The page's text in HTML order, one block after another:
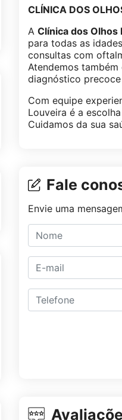
CLÍNICA DOS
A Clínica dos Olhos
para todas as
consultas com
Atendemos
diagnóstico
Com equipe
Louveira é a
Cuidamos da sua
Fale
Envie uma